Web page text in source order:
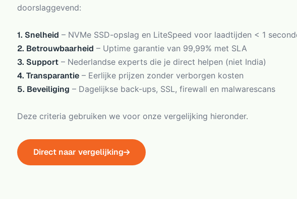
doorslaggevend:
1. Snelheid – NVMe SSD-opslag en LiteSpeed voor laadtijden < 1
2. Betrouwbaarheid – Uptime garantie van 99,99% met SLA
3. Support– Nederlandse experts die je direct helpen (niet India)
4. Transparantie– Eerlijke prijzen zonder verborgen kosten
5. Beveiliging – Dagelijkse back-ups, SSL, firewall en malwarescans
Deze criteria gebruiken we voor onze vergelijking hieronder.
Direct naar vergelijking